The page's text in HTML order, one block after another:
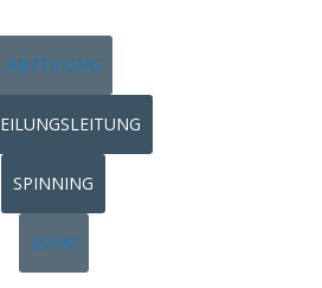
ABTEILUNG
SPINNING
EGYM